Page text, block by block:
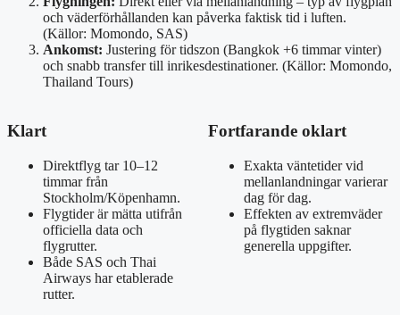
och väderförhållanden kan påverka faktisk tid i luften.
(Källor: Momondo, SAS)
Ankomst: Justering för tidszon (Bangkok +6 timmar vinter)
och snabb transfer till inrikesdestinationer. (Källor: Momondo,
Thailand Tours)
Klart
Direktflyg tar 10–12
timmar från
Stockholm/Köpenhamn.
Flygtider är mätta utifrån
officiella data och
flygrutter.
Både SAS och Thai
Airways har etablerade
rutter.
Fortfarande oklart
Exakta väntetider vid
mellanlandningar varierar
dag för dag.
Effekten av extremväder
på flygtiden saknar
generella uppgifter.